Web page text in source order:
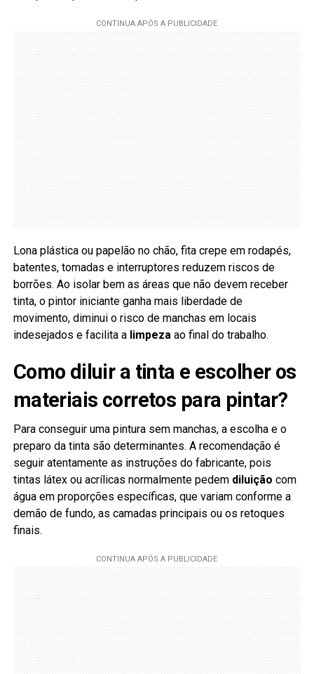
Lona plástica ou papelão no chão, fita crepe em rodapés,
batentes, tomadas e interruptores reduzem riscos de
borrões. Ao isolar bem as áreas que não devem receber
tinta, o pintor iniciante ganha mais liberdade de
movimento, diminui o risco de manchas em locais
indesejados e facilita a limpezaao final do trabalho.
Como diluir a tinta e escolher os
materiais corretos para pintar?
Para conseguir uma pintura sem manchas, a escolha e o
preparo da tinta são determinantes. A recomendação é
seguir atentamente as instruções do fabricante, pois
tintas látex ou acrílicas normalmente pedem diluição com
água em proporções específicas, que variam conforme a
demão de fundo, as camadas principais ou os retoques
finais.